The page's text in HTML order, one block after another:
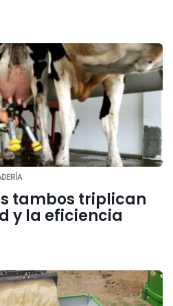
tambos triplican
y la eficiencia